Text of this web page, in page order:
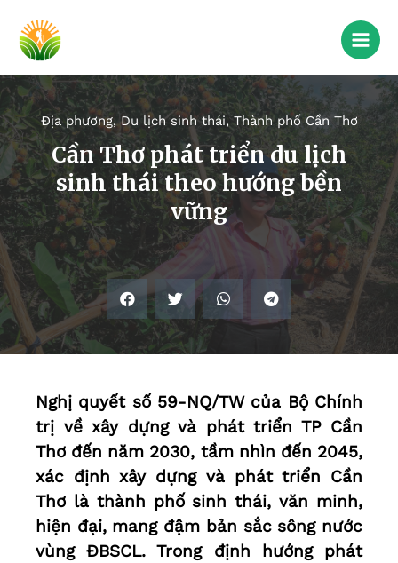
Địa phương,Du lịch sinh thái,Thành phố Cần Thơ
Cần Thơ phát triển du lịch
sinh thái theo hướng bền
vững
Nghị quyết số 59-NQ/TW của Bộ Chính
trị về xây dựng và phát triển TP Cần
Thơ đến năm 2030, tầm nhìn đến 2045,
xác định xây dựng và phát triển Cần
Thơ là thành phố sinh thái, văn minh,
hiện đại, mang đậm bản sắc sông nước
vùng ĐBSCL. Trong định hướng phát